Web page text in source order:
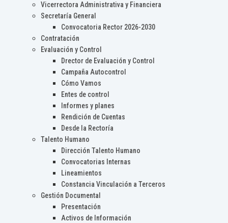
Vicerrectora Administrativa y Financiera
Secretaría General
Convocatoria Rector 2026-2030
Contratación
Evaluación y Control
Drector de Evaluación y Control
Campaña Autocontrol
Cómo Vamos
Entes de control
Informes y planes
Rendición de Cuentas
Desde la Rectoría
Talento Humano
Dirección Talento Humano
Convocatorias Internas
Lineamientos
Constancia Vinculación a Terceros
Gestión Documental
Presentación
Activos de Información